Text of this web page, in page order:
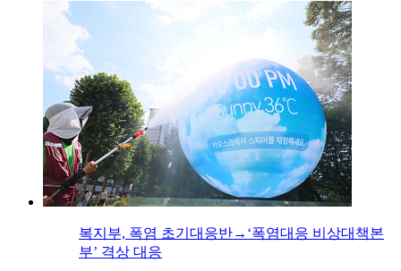
복지부, 폭염 초기대응반→‘폭염대응 비상대책본
부’ 격상 대응